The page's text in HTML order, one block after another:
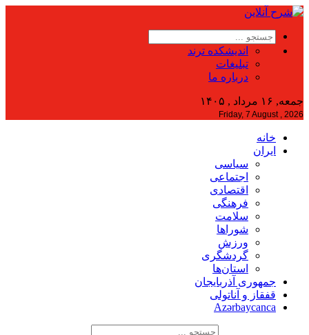
اندیشکده ترند
تبلیغات
درباره ما
جمعه, ۱۶ مرداد , ۱۴۰۵
Friday, 7 August , 2026
خانه
ایران
سیاسی
اجتماعی
اقتصادی
فرهنگی
سلامت
شوراها
ورزش
گردشگری
استان‌ها
جمهوری آذربایجان
قفقاز و آناتولی
Azərbaycanca